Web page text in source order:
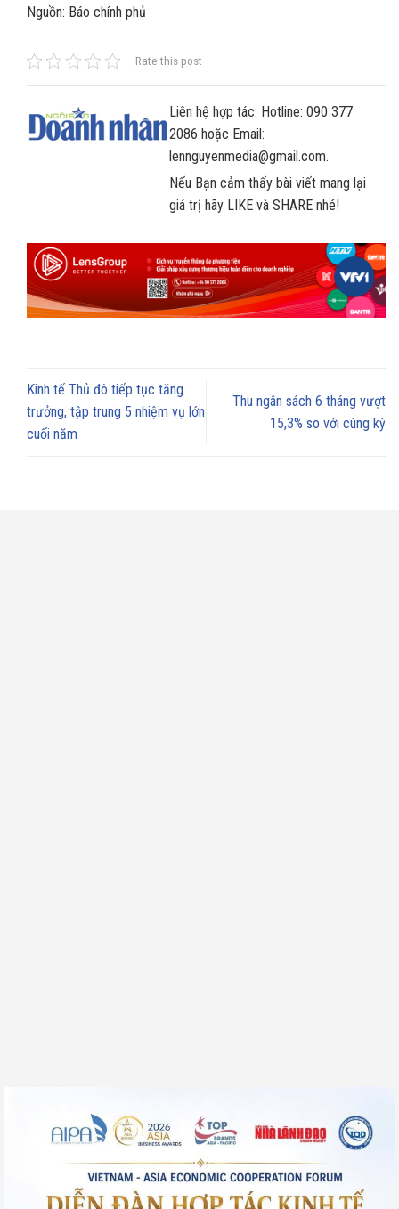
Nguồn: Báo chính phủ
Rate this post
Liên hệ hợp tác: Hotline: 090 377
2086 hoặc Email:
lennguyenmedia@gmail.com.
Nếu Bạn cảm thấy bài viết mang lại
giá trị hãy LIKE và SHARE nhé!
Kinh tế Thủ đô tiếp tục tăng
trưởng, tập trung 5 nhiệm vụ lớn
cuối năm
Thu ngân sách 6 tháng vượt
15,3% so với cùng kỳ